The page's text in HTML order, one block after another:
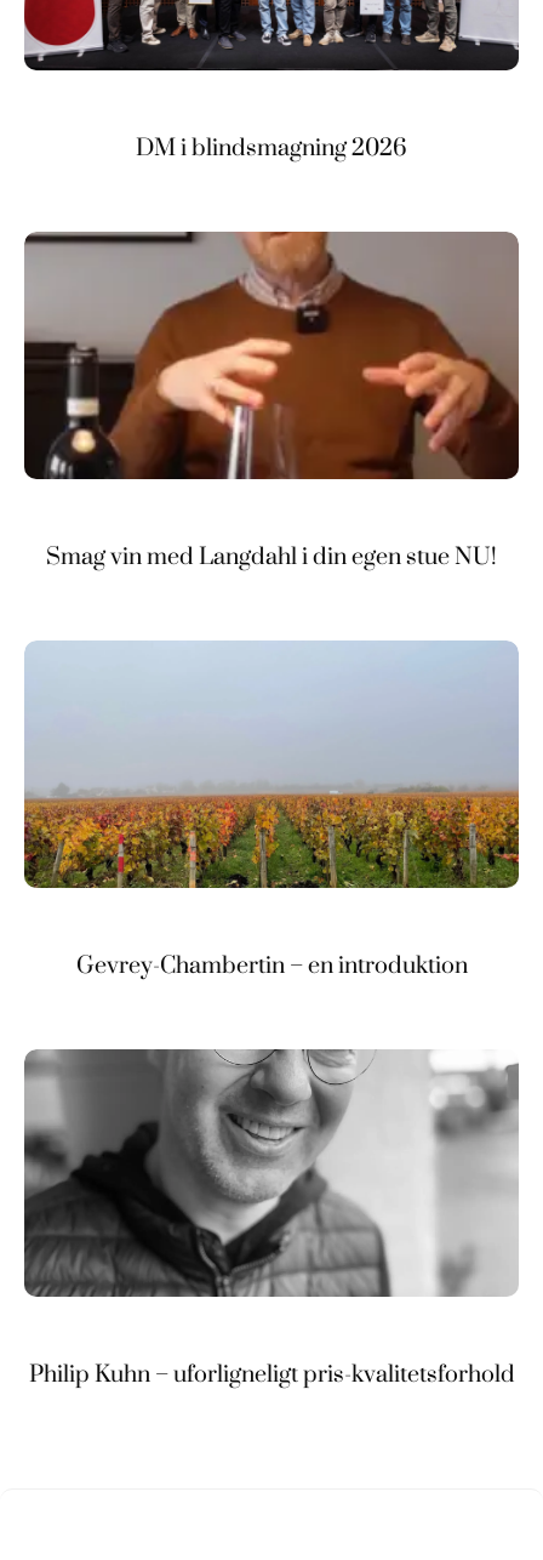
DM i blindsmagning 2026
Smag vin med Langdahl i din egen stue NU!
Gevrey-Chambertin – en introduktion
Philip Kuhn – uforligneligt pris-kvalitetsforhold